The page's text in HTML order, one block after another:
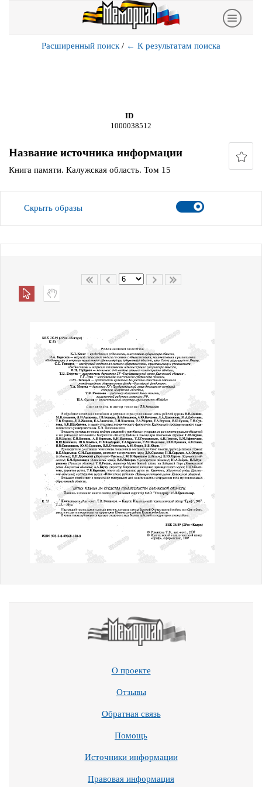
Расширенный поиск / ← К результатам поиска
ID
1000038512
Название источника информации
Книга памяти. Калужская область. Том 15
Скрыть образы
О проекте
Отзывы
Обратная связь
Помощь
Источники информации
Правовая информация